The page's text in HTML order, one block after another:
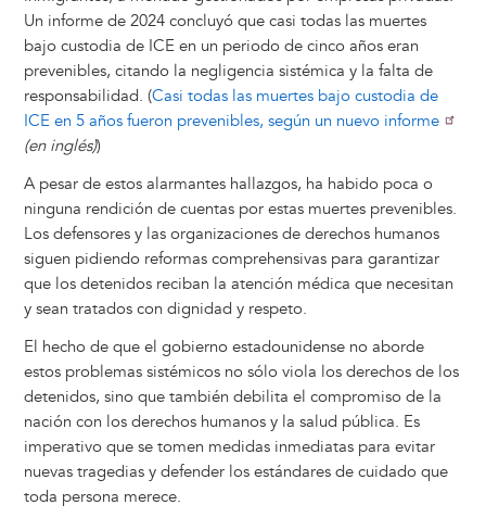
Un informe de 2024 concluyó que casi todas las muertes
bajo custodia de ICE en un periodo de cinco años eran
prevenibles, citando la negligencia sistémica y la falta de
responsabilidad. (Casi todas las muertes bajo custodia de
ICE en 5 años fueron prevenibles, según un nuevo informe
(en inglés))
A pesar de estos alarmantes hallazgos, ha habido poca o
ninguna rendición de cuentas por estas muertes prevenibles.
Los defensores y las organizaciones de derechos humanos
siguen pidiendo reformas comprehensivas para garantizar
que los detenidos reciban la atención médica que necesitan
y sean tratados con dignidad y respeto.
El hecho de que el gobierno estadounidense no aborde
estos problemas sistémicos no sólo viola los derechos de los
detenidos, sino que también debilita el compromiso de la
nación con los derechos humanos y la salud pública. Es
imperativo que se tomen medidas inmediatas para evitar
nuevas tragedias y defender los estándares de cuidado que
toda persona merece.